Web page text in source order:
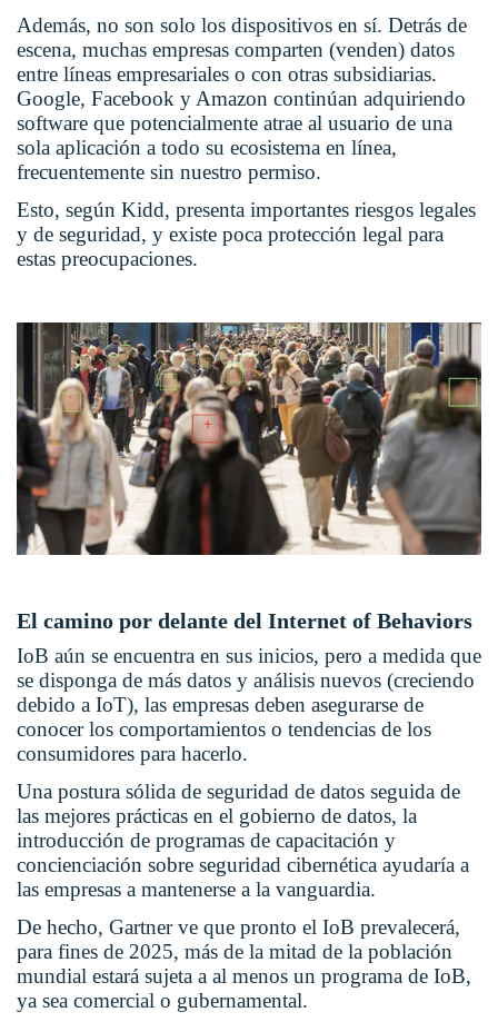
Además, no son solo los dispositivos en sí. Detrás de
escena, muchas empresas comparten (venden) datos
entre líneas empresariales o con otras subsidiarias.
Google, Facebook y Amazon continúan adquiriendo
software que potencialmente atrae al usuario de una
sola aplicación a todo su ecosistema en línea,
frecuentemente sin nuestro permiso.
Esto, según Kidd, presenta importantes riesgos legales
y de seguridad, y existe poca protección legal para
estas preocupaciones.
El camino por delante del Internet of Behaviors
IoB aún se encuentra en sus inicios, pero a medida que
se disponga de más datos y análisis nuevos (creciendo
debido a IoT), las empresas deben asegurarse de
conocer los comportamientos o tendencias de los
consumidores para hacerlo.
Una postura sólida de seguridad de datos seguida de
las mejores prácticas en el gobierno de datos, la
introducción de programas de capacitación y
concienciación sobre seguridad cibernética ayudaría a
las empresas a mantenerse a la vanguardia.
De hecho, Gartner ve que pronto el IoB prevalecerá,
para fines de 2025, más de la mitad de la población
mundial estará sujeta a al menos un programa de IoB,
ya sea comercial o gubernamental.